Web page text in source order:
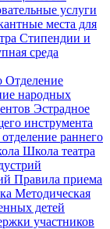
услуги
места для
Стипендии и
среда
Отделение
народных
Эстрадное
инструмента
раннего
Школа‌‌‌‌ театра
Правила приема
Методическая
детей
участников